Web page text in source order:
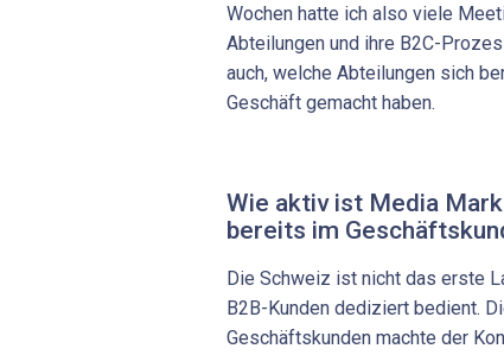
Wochen hatte ich also viele
Abteilungen und ihre B2C-
auch, welche Abteilungen sich
Geschäft gemacht haben.
Wie aktiv ist Media
bereits im
Die Schweiz ist nicht das erste
B2B-Kunden dediziert bedient.
Geschäftskunden machte der